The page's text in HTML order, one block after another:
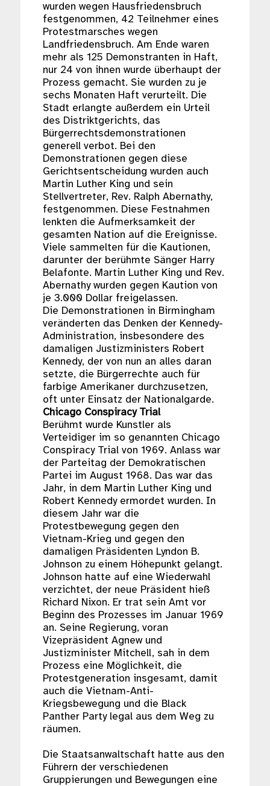
wurden wegen Hausfriedensbruch
festgenommen, 42 Teilnehmer eines
Protestmarsches wegen
Landfriedensbruch. Am Ende waren
mehr als 125 Demonstranten in Haft,
nur 24 von ihnen wurde überhaupt der
Prozess gemacht. Sie wurden zu je
sechs Monaten Haft verurteilt. Die
Stadt erlangte außerdem ein Urteil
des Distriktgerichts, das
Bürgerrechtsdemonstrationen
generell verbot. Bei den
Demonstrationen gegen diese
Gerichtsentscheidung wurden auch
Martin Luther King und sein
Stellvertreter, Rev. Ralph Abernathy,
festgenommen. Diese Festnahmen
lenkten die Aufmerksamkeit der
gesamten Nation auf die Ereignisse.
Viele sammelten für die Kautionen,
darunter der berühmte Sänger Harry
Belafonte. Martin Luther King und Rev.
Abernathy wurden gegen Kaution von
je 3.000 Dollar freigelassen.
Die Demonstrationen in Birmingham
veränderten das Denken der Kennedy-
Administration, insbesondere des
damaligen Justizministers Robert
Kennedy, der von nun an alles daran
setzte, die Bürgerrechte auch für
farbige Amerikaner durchzusetzen,
oft unter Einsatz der Nationalgarde.
Chicago Conspiracy Trial
Berühmt wurde Kunstler als
Verteidiger im so genannten Chicago
Conspiracy Trial von 1969. Anlass war
der Parteitag der Demokratischen
Partei im August 1968. Das war das
Jahr, in dem Martin Luther King und
Robert Kennedy ermordet wurden. In
diesem Jahr war die
Protestbewegung gegen den
Vietnam-Krieg und gegen den
damaligen Präsidenten Lyndon B.
Johnson zu einem Höhepunkt gelangt.
Johnson hatte auf eine Wiederwahl
verzichtet, der neue Präsident hieß
Richard Nixon. Er trat sein Amt vor
Beginn des Prozesses im Januar 1969
an. Seine Regierung, voran
Vizepräsident Agnew und
Justizminister Mitchell, sah in dem
Prozess eine Möglichkeit, die
Protestgeneration insgesamt, damit
auch die Vietnam-Anti-
Kriegsbewegung und die Black
Panther Party legal aus dem Weg zu
räumen.
Die Staatsanwaltschaft hatte aus den
Führern der verschiedenen
Gruppierungen und Bewegungen eine